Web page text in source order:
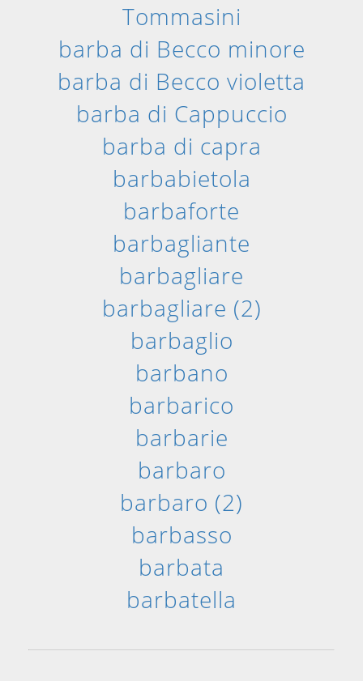
Tommasini
barba di Becco minore
barba di Becco violetta
barba di Cappuccio
barba di capra
barbabietola
barbaforte
barbagliante
barbagliare
barbagliare (2)
barbaglio
barbano
barbarico
barbarie
barbaro
barbaro (2)
barbasso
barbata
barbatella